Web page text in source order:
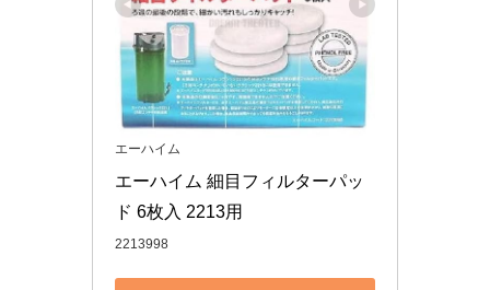
エーハイム
エーハイム 細目フィルターパッ
ド 6枚入 2213用
2213998